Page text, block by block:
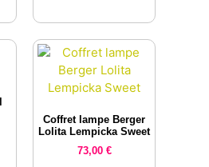
Coffret lampe Berger
Lolita Lempicka Sweet
73,00 €